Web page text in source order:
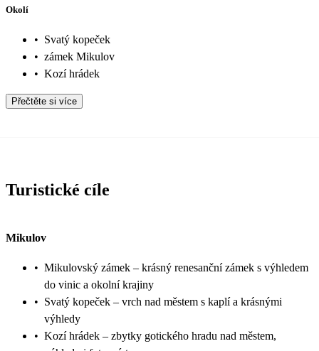
Okolí
• Svatý kopeček
• zámek Mikulov
• Kozí hrádek
Přečtěte si více
Turistické cíle
Mikulov
• Mikulovský zámek – krásný renesanční zámek s výhledem
do vinic a okolní krajiny
• Svatý kopeček – vrch nad městem s kaplí a krásnými
výhledy
• Kozí hrádek – zbytky gotického hradu nad městem,